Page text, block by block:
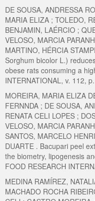
DE SOUSA, ANDRESSA
MARIA ELIZA ; TOLEDO,
BENJAMIN, LAÉRCIO ;
VELOSO, MARCIA
MARTINO, HÉRCIA
Sorghum bicolor L.)
obese rats consuming a
INTERNATIONAL, v. 112,
MOREIRA, MARIA ELIZA
FERNNDA ; DE SOUSA,
RENATA CELI LOPES ;
VELOSO, MARCIA
SANTOS, MARCELO
DUARTE . Bacupari peel
the biometry, lipogenesis
FOOD RESEARCH
MEDINA RAMÍREZ,
MACHADO ROCHA